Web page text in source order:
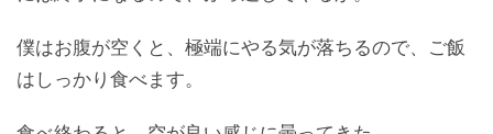
僕はお腹が空くと、極端にやる気が落ちるので、ご飯
はしっかり食べます。